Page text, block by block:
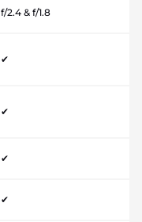
f/2.4 & f/1.8
✔
✔
✔
✔